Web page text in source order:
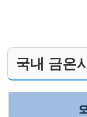
국내 금은